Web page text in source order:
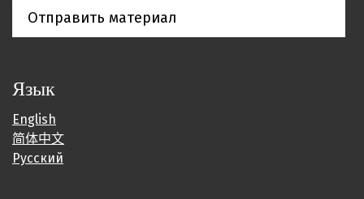
Отправить материал
Язык
English
简体中文
Русский